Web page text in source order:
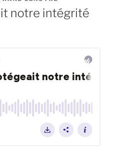
notre intégrité